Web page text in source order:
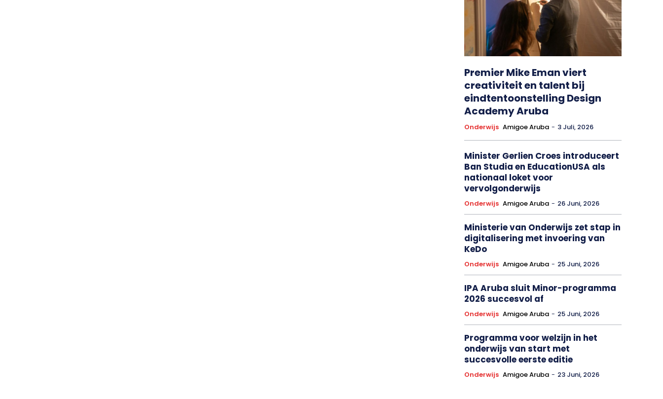
Premier Mike Eman viert
creativiteit en talent bij
eindtentoonstelling Design
Academy Aruba
Onderwijs Amigoe Aruba - 3 Juli, 2026
Minister Gerlien Croes introduceert
Ban Studia en EducationUSA als
nationaal loket voor
vervolgonderwijs
Onderwijs Amigoe Aruba - 26 Juni, 2026
Ministerie van Onderwijs zet stap in
digitalisering met invoering van
KeDo
Onderwijs Amigoe Aruba - 25 Juni, 2026
IPA Aruba sluit Minor-programma
2026 succesvol af
Onderwijs Amigoe Aruba - 25 Juni, 2026
Programma voor welzijn in het
onderwijs van start met
succesvolle eerste editie
Onderwijs Amigoe Aruba - 23 Juni, 2026